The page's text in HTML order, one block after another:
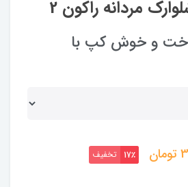
مردانه راکون 2
و خوش کپ با
تومان 17٪ تخفیف